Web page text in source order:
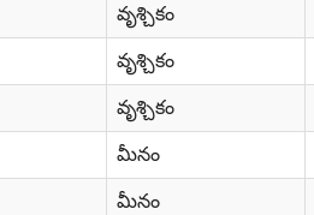
వృశ్చికం
వృశ్చికం
వృశ్చికం
మీనం
మీనం